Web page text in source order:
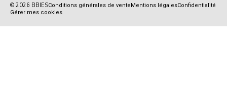
© 2026 BBIESConditions générales de venteMentions légalesConfidentialité
Gérer mes cookies